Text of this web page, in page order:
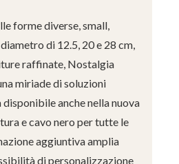
forme diverse, small,
di 12.5, 20 e 28 cm,
raffinate, Nostalgia
miriade di soluzioni
disponibile anche nella nuova
e cavo nero per tutte le
aggiuntiva amplia
di personalizzazione